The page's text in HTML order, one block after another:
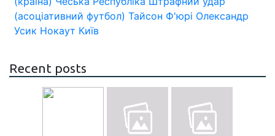
(асоціативний футбол) Тайсон Ф'юрі Олександр
Усик Нокаут Київ
Recent posts